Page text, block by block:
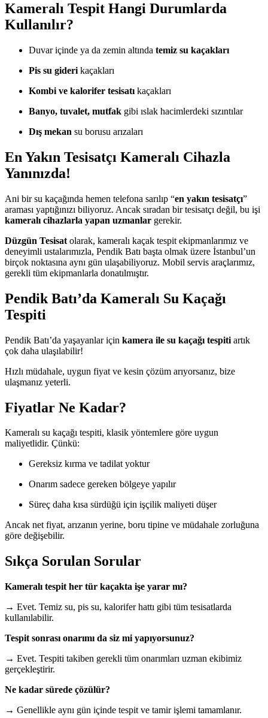
Kameralı Tespit Hangi Durumlarda
Kullanılır?
Duvar içinde ya da zemin altında temiz su kaçakları
Pis su gideri kaçakları
Kombi ve kalorifer tesisatı kaçakları
Banyo, tuvalet, mutfak gibi ıslak hacimlerdeki sızıntılar
Dış mekan su borusu arızaları
En Yakın Tesisatçı Kameralı Cihazla
Yanınızda!
Ani bir su kaçağında hemen telefona sarılıp “en yakın tesisatçı”
araması yaptığınızı biliyoruz. Ancak sıradan bir tesisatçı değil, bu işi
kameralı cihazlarla yapan uzmanlar gerekir.
Düzgün Tesisat olarak, kameralı kaçak tespit ekipmanlarımız ve
deneyimli ustalarımızla, Pendik Batı başta olmak üzere İstanbul’un
birçok noktasına aynı gün ulaşabiliyoruz. Mobil servis araçlarımız,
gerekli tüm ekipmanlarla donatılmıştır.
Pendik Batı’da Kameralı Su Kaçağı
Tespiti
Pendik Batı’da yaşayanlar için kamera ile su kaçağı tespiti artık
çok daha ulaşılabilir!
Hızlı müdahale, uygun fiyat ve kesin çözüm arıyorsanız, bize
ulaşmanız yeterli.
Fiyatlar Ne Kadar?
Kameralı su kaçağı tespiti, klasik yöntemlere göre uygun
maliyetlidir. Çünkü:
Gereksiz kırma ve tadilat yoktur
Onarım sadece gereken bölgeye yapılır
Süreç daha kısa sürdüğü için işçilik maliyeti düşer
Ancak net fiyat, arızanın yerine, boru tipine ve müdahale zorluğuna
göre değişebilir.
Sıkça Sorulan Sorular
Kameralı tespit her tür kaçakta işe yarar mı?
→ Evet. Temiz su, pis su, kalorifer hattı gibi tüm tesisatlarda
kullanılabilir.
Tespit sonrası onarımı da siz mi yapıyorsunuz?
→ Evet. Tespiti takiben gerekli tüm onarımları uzman ekibimiz
gerçekleştirir.
Ne kadar sürede çözülür?
→ Genellikle aynı gün içinde tespit ve tamir işlemi tamamlanır.